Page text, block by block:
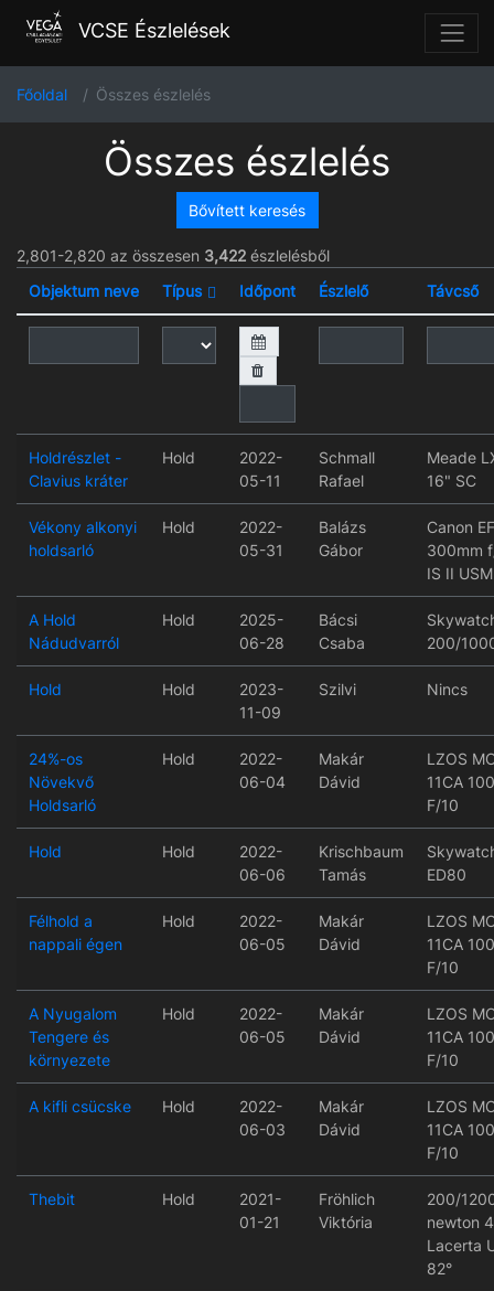
VCSE Észlelések
Főoldal Összes észlelés
Összes észlelés
Bővített keresés
2,801-2,820 az összesen 3,422 észlelésből
Objektum neve
Típus Időpont Észlelő Távcső
Holdrészlet -
Clavius kráter
Hold
2022-
05-11
Schmall
Rafael
Meade
16" SC
Vékony alkonyi
holdsarló
Hold
2022-
05-31
Balázs
Gábor
Canon
300mm
IS II USM
A Hold
Nádudvarról
Hold
2025-
06-28
Bácsi
Csaba
200/
Hold Hold
2023-
11-09
Szilvi Nincs
24%-os
Növekvő
Holdsarló
Hold
2022-
06-04
Makár
Dávid
LZOS
11CA
F/10
Hold Hold
2022-
06-06
Krischbaum
Tamás
ED80
Félhold a
nappali égen
Hold
2022-
06-05
Makár
Dávid
LZOS
11CA
F/10
A Nyugalom
Tengere és
környezete
Hold
2022-
06-05
Makár
Dávid
LZOS
11CA
F/10
A kifli csücske Hold
2022-
06-03
Makár
Dávid
LZOS
11CA
F/10
Thebit Hold
2021-
01-21
Fröhlich
Viktória
200/
newton
Lacerta
82°